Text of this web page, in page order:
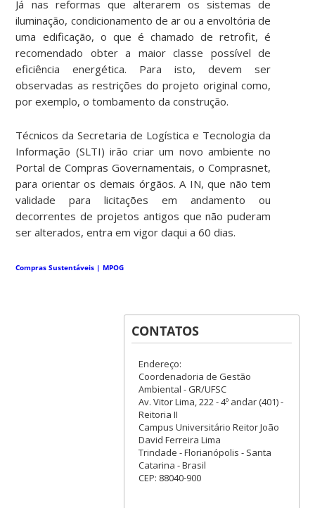
Já nas reformas que alterarem os sistemas de
iluminação, condicionamento de ar ou a envoltória de
uma edificação, o que é chamado de retrofit, é
recomendado obter a maior classe possível de
eficiência energética. Para isto, devem ser
observadas as restrições do projeto original como,
por exemplo, o tombamento da construção.
Técnicos da Secretaria de Logística e Tecnologia da
Informação (SLTI) irão criar um novo ambiente no
Portal de Compras Governamentais, o Comprasnet,
para orientar os demais órgãos. A IN, que não tem
validade para licitações em andamento ou
decorrentes de projetos antigos que não puderam
ser alterados, entra em vigor daqui a 60 dias.
Compras Sustentáveis | MPOG
CONTATOS
Endereço:
Coordenadoria de Gestão
Ambiental - GR/UFSC
Av. Vitor Lima, 222 - 4º andar (401) -
Reitoria II
Campus Universitário Reitor João
David Ferreira Lima
Trindade - Florianópolis - Santa
Catarina - Brasil
CEP: 88040-900